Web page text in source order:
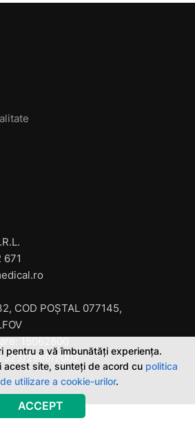
COD POȘTAL 077145,
15062800
J23/2569/2002
pentru a vă îmbunătăți experiența.
acest site, sunteți de acord cu politica
utilizare a cookie-urilor.
ACCEPT